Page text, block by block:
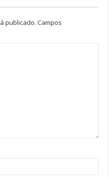
publicado. Campos